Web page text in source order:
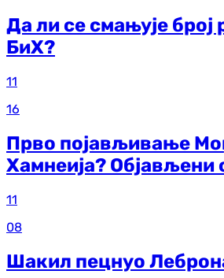
Да ли се смањује број
БиХ?
11
16
Прво појављивање
Хамнеија? Објављени
11
08
Шакил пецнуо